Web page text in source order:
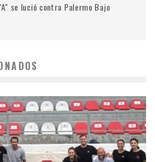
se lució contra Palermo Bajo